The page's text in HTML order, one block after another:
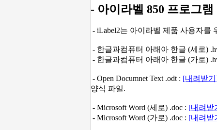
- 아이라벨 850 프로그
- iLabel2는 아이라벨 제품 사용자
- 한글과컴퓨터 아래아 한글 (세로)
- 한글과컴퓨터 아래아 한글 (가로)
- Open Documnet Text .odt : [내려받
양식 파일.
- Microsoft Word (세로) .doc : [내려받
- Microsoft Word (가로) .doc : [내려받